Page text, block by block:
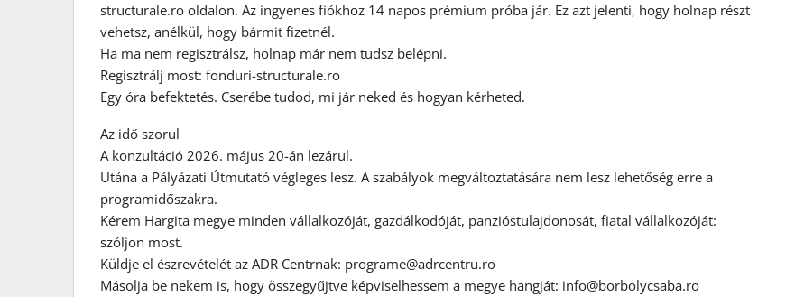
structurale.ro oldalon. Az ingyenes fiókhoz 14 napos prémium próba jár. Ez azt jelenti, hogy holnap részt
vehetsz, anélkül, hogy bármit fizetnél.
Ha ma nem regisztrálsz, holnap már nem tudsz belépni.
Regisztrálj most: fonduri-structurale.ro
Egy óra befektetés. Cserébe tudod, mi jár neked és hogyan kérheted.
Az idő szorul
A konzultáció 2026. május 20-án lezárul.
Utána a Pályázati Útmutató végleges lesz. A szabályok megváltoztatására nem lesz lehetőség erre a
programidőszakra.
Kérem Hargita megye minden vállalkozóját, gazdálkodóját, panzióstulajdonosát, fiatal vállalkozóját:
szóljon most.
Küldje el észrevételét az ADR Centrnak: programe@adrcentru.ro
Másolja be nekem is, hogy összegyűjtve képviselhessem a megye hangját: info@borbolycsaba.ro